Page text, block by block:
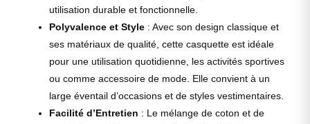
utilisation durable et fonctionnelle.
Polyvalence et Style : Avec son design classique et
ses matériaux de qualité, cette casquette est idéale
pour une utilisation quotidienne, les activités sportives
ou comme accessoire de mode. Elle convient à un
large éventail d’occasions et de styles vestimentaires.
Facilité d’Entretien : Le mélange de coton et de